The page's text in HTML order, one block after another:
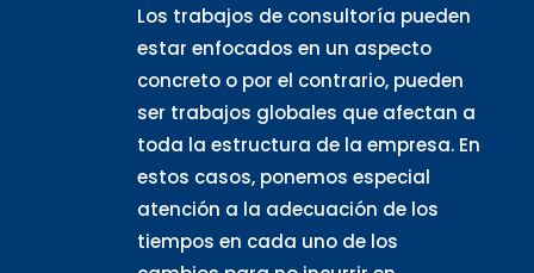
Los trabajos de consultoría pueden
estar enfocados en un aspecto
concreto o por el contrario, pueden
ser trabajos globales que afectan a
toda la estructura de la empresa. En
estos casos, ponemos especial
atención a la adecuación de los
tiempos en cada uno de los